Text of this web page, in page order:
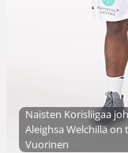
Naisten Korisliigaa
Aleighsa Welchillä
Vuorinen